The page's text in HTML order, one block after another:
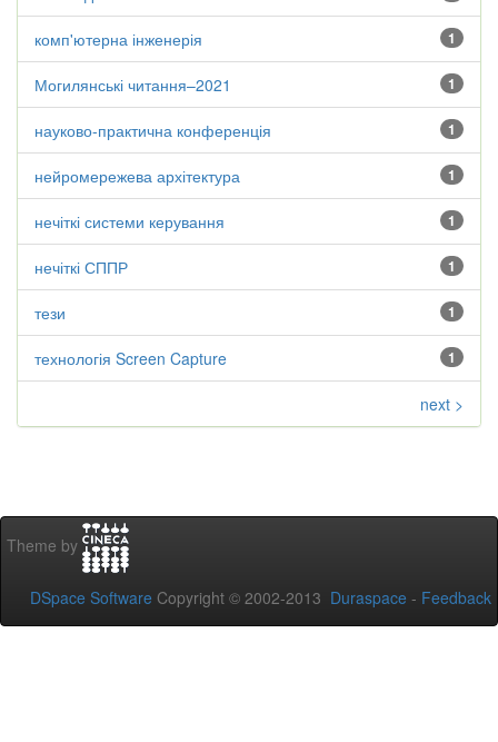
1
комп'ютерна інженерія
1
Могилянські читання–2021
1
науково-практична конференція
1
нейромережева архітектура
1
нечіткі системи керування
1
нечіткі СППР
1
тези
1
технологія Screen Capture
next >
Theme by
DSpace Software Copyright © 2002-2013 Duraspace - Feedback